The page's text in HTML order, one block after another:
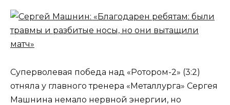
Суперволевая победа над «Ротором-2» (3:2)
отняла у главного тренера «Металлурга» Сергея
Машнина немало нервной энергии, но